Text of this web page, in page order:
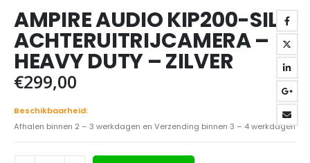
AMPIRE AUDIO KIP200-SIL
ACHTERUITRIJCAMERA –
HEAVY DUTY – ZILVER
€299,00
Beschikbaarheid:
Afhalen binnen 2 – 3 werkdagen en Verzending binnen 3 – 4 werkdagen